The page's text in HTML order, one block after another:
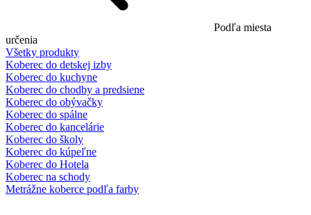
Podľa miesta
určenia
Všetky produkty
Koberec do detskej izby
Koberec do kuchyne
Koberec do chodby a predsiene
Koberec do obývačky
Koberec do spálne
Koberec do kancelárie
Koberec do školy
Koberec do kúpeľne
Koberec do Hotela
Koberec na schody
Metrážne koberce podľa farby